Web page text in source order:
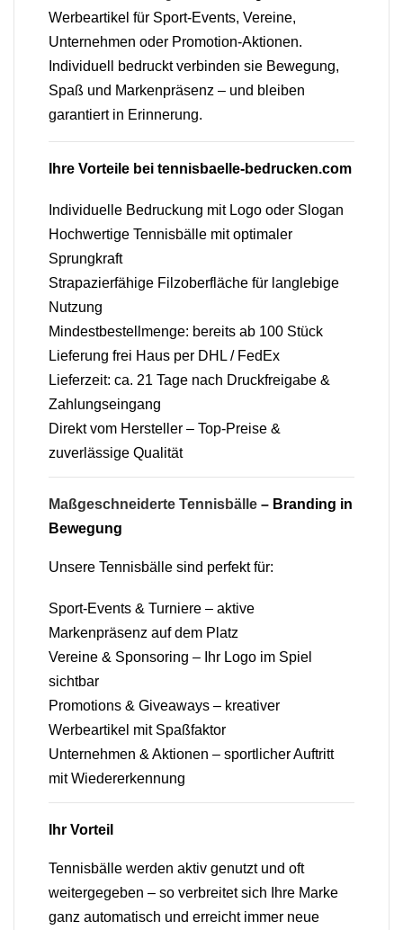
Werbeartikel für Sport-Events, Vereine,
Unternehmen oder Promotion-Aktionen.
Individuell bedruckt verbinden sie Bewegung,
Spaß und Markenpräsenz – und bleiben
garantiert in Erinnerung.
Ihre Vorteile bei tennisbaelle-bedrucken.com
Individuelle Bedruckung mit Logo oder Slogan
Hochwertige Tennisbälle mit optimaler
Sprungkraft
Strapazierfähige Filzoberfläche für langlebige
Nutzung
Mindestbestellmenge: bereits ab 100 Stück
Lieferung frei Haus per DHL / FedEx
Lieferzeit: ca. 21 Tage nach Druckfreigabe &
Zahlungseingang
Direkt vom Hersteller – Top-Preise &
zuverlässige Qualität
Maßgeschneiderte Tennisbälle – Branding in
Bewegung
Unsere Tennisbälle sind perfekt für:
Sport-Events & Turniere – aktive
Markenpräsenz auf dem Platz
Vereine & Sponsoring – Ihr Logo im Spiel
sichtbar
Promotions & Giveaways – kreativer
Werbeartikel mit Spaßfaktor
Unternehmen & Aktionen – sportlicher Auftritt
mit Wiedererkennung
Ihr Vorteil
Tennisbälle werden aktiv genutzt und oft
weitergegeben – so verbreitet sich Ihre Marke
ganz automatisch und erreicht immer neue